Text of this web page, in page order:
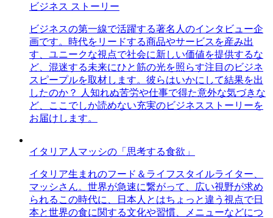
ビジネス ストーリー
ビジネスの第一線で活躍する著名人のインタビュー企
画です。時代をリードする商品やサービスを産み出
す、ユニークな視点で社会に新しい価値を提供するな
ど、混迷する未来にひと筋の光を照らす注目のビジネ
スピープルを取材します。彼らはいかにして結果を出
したのか？ 人知れぬ苦労や仕事で得た意外な気づきな
ど、ここでしか読めない充実のビジネスストーリーを
お届けします。
イタリア人マッシの「思考する食欲」
イタリア生まれのフード＆ライフスタイルライター、
マッシさん。世界が急速に繋がって、広い視野が求め
られるこの時代に、日本人とはちょっと違う視点で日
本と世界の食に関する文化や習慣、メニューなどにつ